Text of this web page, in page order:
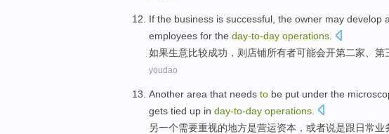
If the business is successful , the owner may develop
employees for the day-to-day operations
如果生意比较成功， 则店铺所有者可能会开第二家、 第
youdao
Another area that needs to be put under the
gets tied up in day-to-day operations
另一个需要重视的地方是营运资本 ， 或者说是跟日常业